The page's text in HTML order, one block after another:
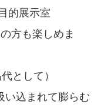
的展示室
方も楽しめま
として）
込まれて膨らむ